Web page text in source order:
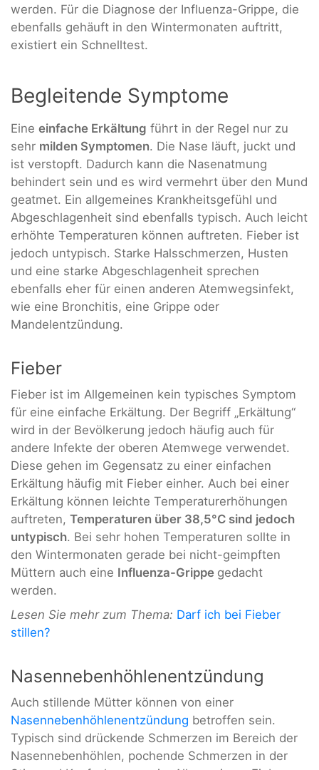
werden. Für die Diagnose der Influenza-Grippe, die
ebenfalls gehäuft in den Wintermonaten auftritt,
existiert ein Schnelltest.
Begleitende Symptome
Eine einfache Erkältung führt in der Regel nur zu
sehr milden Symptomen. Die Nase läuft, juckt und
ist verstopft. Dadurch kann die Nasenatmung
behindert sein und es wird vermehrt über den Mund
geatmet. Ein allgemeines Krankheitsgefühl und
Abgeschlagenheit sind ebenfalls typisch. Auch leicht
erhöhte Temperaturen können auftreten. Fieber ist
jedoch untypisch. Starke Halsschmerzen, Husten
und eine starke Abgeschlagenheit sprechen
ebenfalls eher für einen anderen Atemwegsinfekt,
wie eine Bronchitis, eine Grippe oder
Mandelentzündung.
Fieber
Fieber ist im Allgemeinen kein typisches Symptom
für eine einfache Erkältung. Der Begriff „Erkältung“
wird in der Bevölkerung jedoch häufig auch für
andere Infekte der oberen Atemwege verwendet.
Diese gehen im Gegensatz zu einer einfachen
Erkältung häufig mit Fieber einher. Auch bei einer
Erkältung können leichte Temperaturerhöhungen
auftreten, Temperaturen über 38,5°C sind jedoch
untypisch. Bei sehr hohen Temperaturen sollte in
den Wintermonaten gerade bei nicht-geimpften
Müttern auch eine Influenza-Grippe gedacht
werden.
Lesen Sie mehr zum Thema: Darf ich bei Fieber
stillen?
Nasennebenhöhlenentzündung
Auch stillende Mütter können von einer
Nasennebenhöhlenentzündung betroffen sein.
Typisch sind drückende Schmerzen im Bereich der
Nasennebenhöhlen, pochende Schmerzen in der